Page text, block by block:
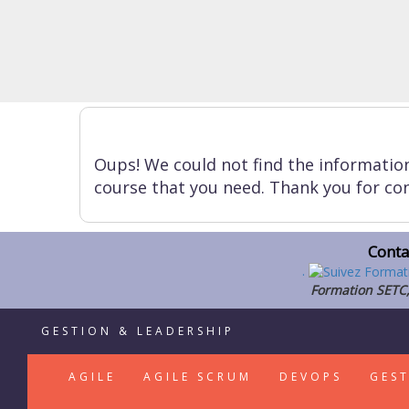
Oups! We could not find the
course that you need. Thank you for
.
Formation
GESTION & LEADERSHIP
AGILE AGILE SCRUM DEVOPS